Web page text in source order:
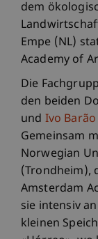
dem
Empe (NL)
Academy of
Die
den beiden
und Ivo Barão
Gemeinsam
Norwegian
(Trondheim),
Amsterdam
sie intensiv
kleinen